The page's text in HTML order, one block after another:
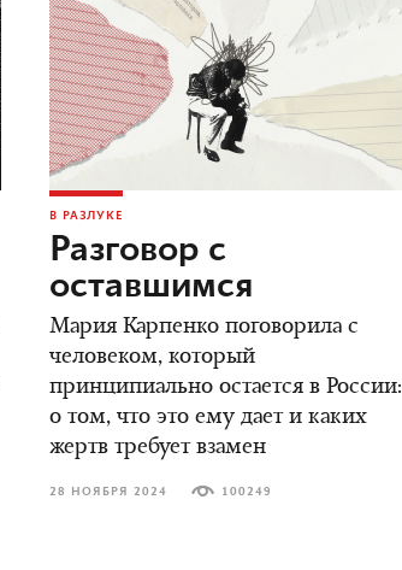
В РАЗЛУКЕ
Разговор c
оставшимся
Мария Карпенко поговорила с
человеком, который
принципиально остается в России:
о том, что это ему дает и каких
жертв требует взамен
28 НОЯБРЯ 2024 100249